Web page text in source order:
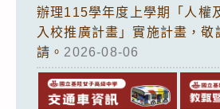
辦理115學年度上學期「人權
入校推廣計畫」實施計畫，敬
請。 2026-08-06